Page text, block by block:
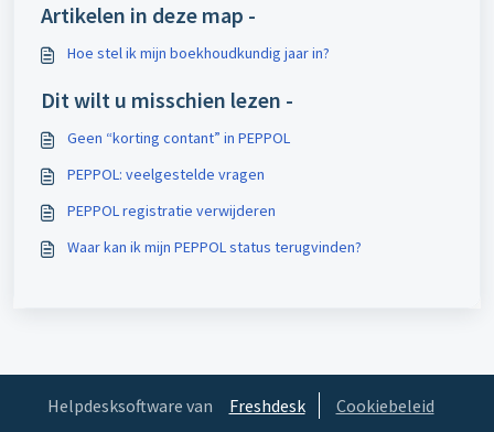
Artikelen in deze map -
Hoe stel ik mijn boekhoudkundig jaar in?
Dit wilt u misschien lezen -
Geen “korting contant” in PEPPOL
PEPPOL: veelgestelde vragen
PEPPOL registratie verwijderen
Waar kan ik mijn PEPPOL status terugvinden?
Helpdesksoftware van Freshdesk Cookiebeleid